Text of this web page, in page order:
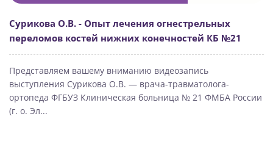
Сурикова О.В. - Опыт лечения огнестрельных
переломов костей нижних конечностей КБ №21
Представляем вашему вниманию видеозапись
выступления Сурикова О.В. — врача-травматолога-
ортопеда ФГБУЗ Клиническая больница № 21 ФМБА России
(г. о. Эл...